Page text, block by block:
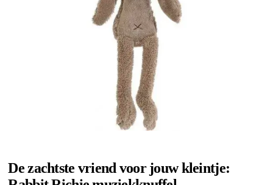
De zachtste vriend voor jouw kleintje: